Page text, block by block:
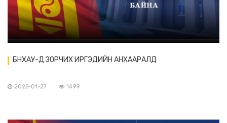
БНХАУ-Д ЗОРЧИХ ИРГЭДИЙН АНХААРАЛД
2025-01-27 1499